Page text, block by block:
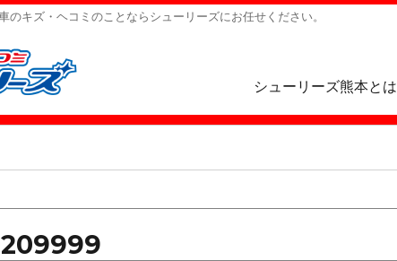
のキズ・ヘコミのことならシューリーズにお任せください。
シューリーズ熊本とは